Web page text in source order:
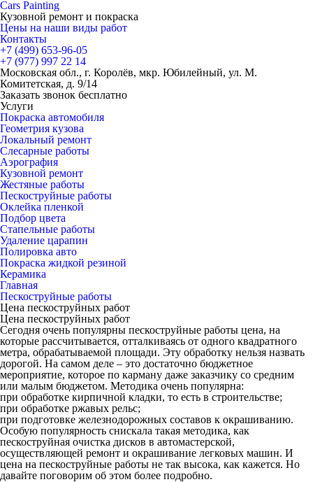
Cars Painting
Кузовной ремонт и покраска
Цены на наши виды работ
Контакты
+7 (499) 653-96-05
+7 (977) 997 22 14
Московская обл., г. Королёв, мкр. Юбилейный, ул. М.
Комитетская, д. 9/14
Заказать звонок бесплатно
Услуги
Покраска автомобиля
Геометрия кузова
Локальный ремонт
Слесарные работы
Аэрография
Кузовной ремонт
Жестяные работы
Пескоструйные работы
Оклейка пленкой
Подбор цвета
Стапельные работы
Удаление царапин
Полировка авто
Покраска жидкой резиной
Керамика
Главная
Пескоструйные работы
Цена пескоструйных работ
Цена пескоструйных работ
Сегодня очень популярны пескоструйные работы цена, на
которые рассчитывается, отталкиваясь от одного квадратного
метра, обрабатываемой площади. Эту обработку нельзя назвать
дорогой. На самом деле – это достаточно бюджетное
мероприятие, которое по карману даже заказчику со средним
или малым бюджетом. Методика очень популярна:
при обработке кирпичной кладки, то есть в строительстве;
при обработке ржавых рельс;
при подготовке железнодорожных составов к окрашиванию.
Особую популярность снискала такая методика, как
пескоструйная очистка дисков в автомастерской,
осуществляющей ремонт и окрашивание легковых машин. И
цена на пескоструйные работы не так высока, как кажется. Но
давайте поговорим об этом более подробно.